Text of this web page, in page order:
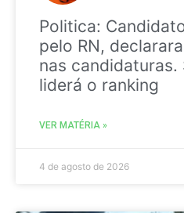
Politica:
pelo RN,
nas candidaturas.
liderá o ranking
VER MATÉRIA »
4 de agosto de 2026